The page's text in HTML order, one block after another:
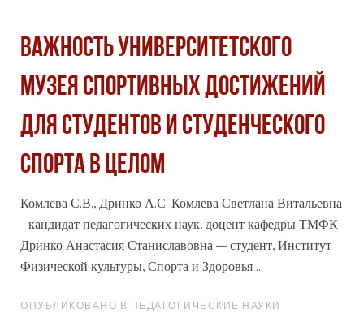
ВАЖНОСТЬ УНИВЕРСИТЕТСКОГО
МУЗЕЯ СПОРТИВНЫХ ДОСТИЖЕНИЙ
ДЛЯ СТУДЕНТОВ И СТУДЕНЧЕСКОГО
СПОРТА В ЦЕЛОМ
Комлева С.В., Дринко А.С. Комлева Светлана Витальевна
- кандидат педагогических наук, доцент кафедры ТМФК
Дринко Анастасия Станиславовна – студент, Институт
Физической культуры, Спорта и Здоровья ...
ОПУБЛИКОВАНО В ПЕДАГОГИЧЕСКИЕ НАУКИ